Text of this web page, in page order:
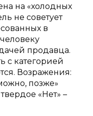
на «холодных
не советует
в
продавца.
с категорией
Возражения:
позже»
«Нет» –